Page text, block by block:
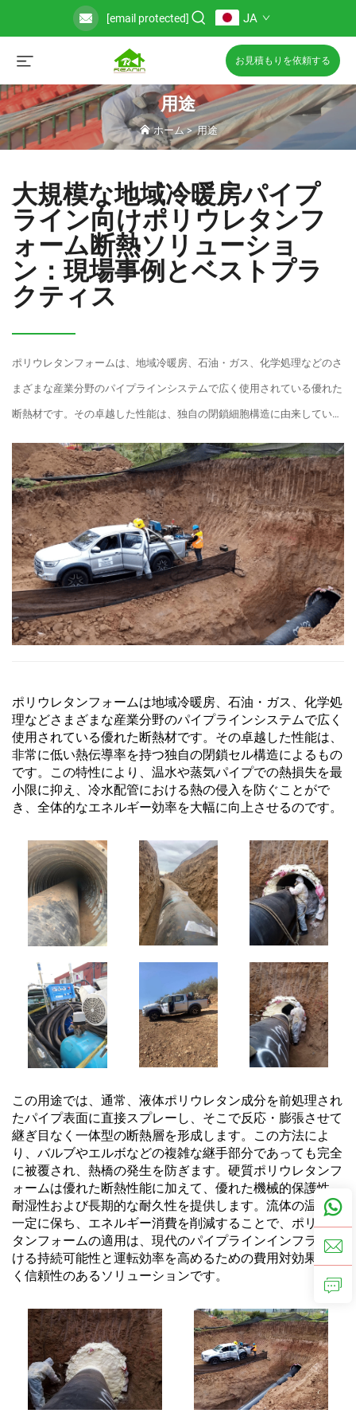
[email protected] JA
お見積もりを依頼する
用途
ホーム>用途
大規模な地域冷暖房パイプ
ライン向けポリウレタンフ
ォーム断熱ソリューショ
ン：現場事例とベストプラ
クティス
ポリウレタンフォームは、地域冷暖房、石油・ガス、化学処理などのさ
まざまな産業分野のパイプラインシステムで広く使用されている優れた
断熱材です。その卓越した性能は、独自の閉鎖細胞構造に由来していま
ポリウレタンフォームは地域冷暖房、石油・ガス、化学処
理などさまざまな産業分野のパイプラインシステムで広く
使用されている優れた断熱材です。その卓越した性能は、
非常に低い熱伝導率を持つ独自の閉鎖セル構造によるもの
です。この特性により、温水や蒸気パイプでの熱損失を最
小限に抑え、冷水配管における熱の侵入を防ぐことがで
き、全体的なエネルギー効率を大幅に向上させるのです。
この用途では、通常、液体ポリウレタン成分を前処理され
たパイプ表面に直接スプレーし、そこで反応・膨張させて
継ぎ目なく一体型の断熱層を形成します。この方法によ
り、バルブやエルボなどの複雑な継手部分であっても完全
に被覆され、熱橋の発生を防ぎます。硬質ポリウレタンフ
ォームは優れた断熱性能に加えて、優れた機械的保護性、
耐湿性および長期的な耐久性を提供します。流体の温度を
一定に保ち、エネルギー消費を削減することで、ポリウレ
タンフォームの適用は、現代のパイプラインインフラにお
ける持続可能性と運転効率を高めるための費用対効果が高
く信頼性のあるソリューションです。